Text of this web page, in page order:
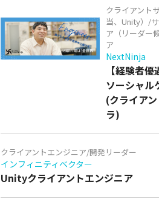
クライアント
当、Unity）/
ア（リーダー
ア
NextNinja
【経験者
ソーシャル
(クライア
ラ)
クライアントエンジニア/開発リーダー
インフィニティベクター
Unityクライアントエンジニア